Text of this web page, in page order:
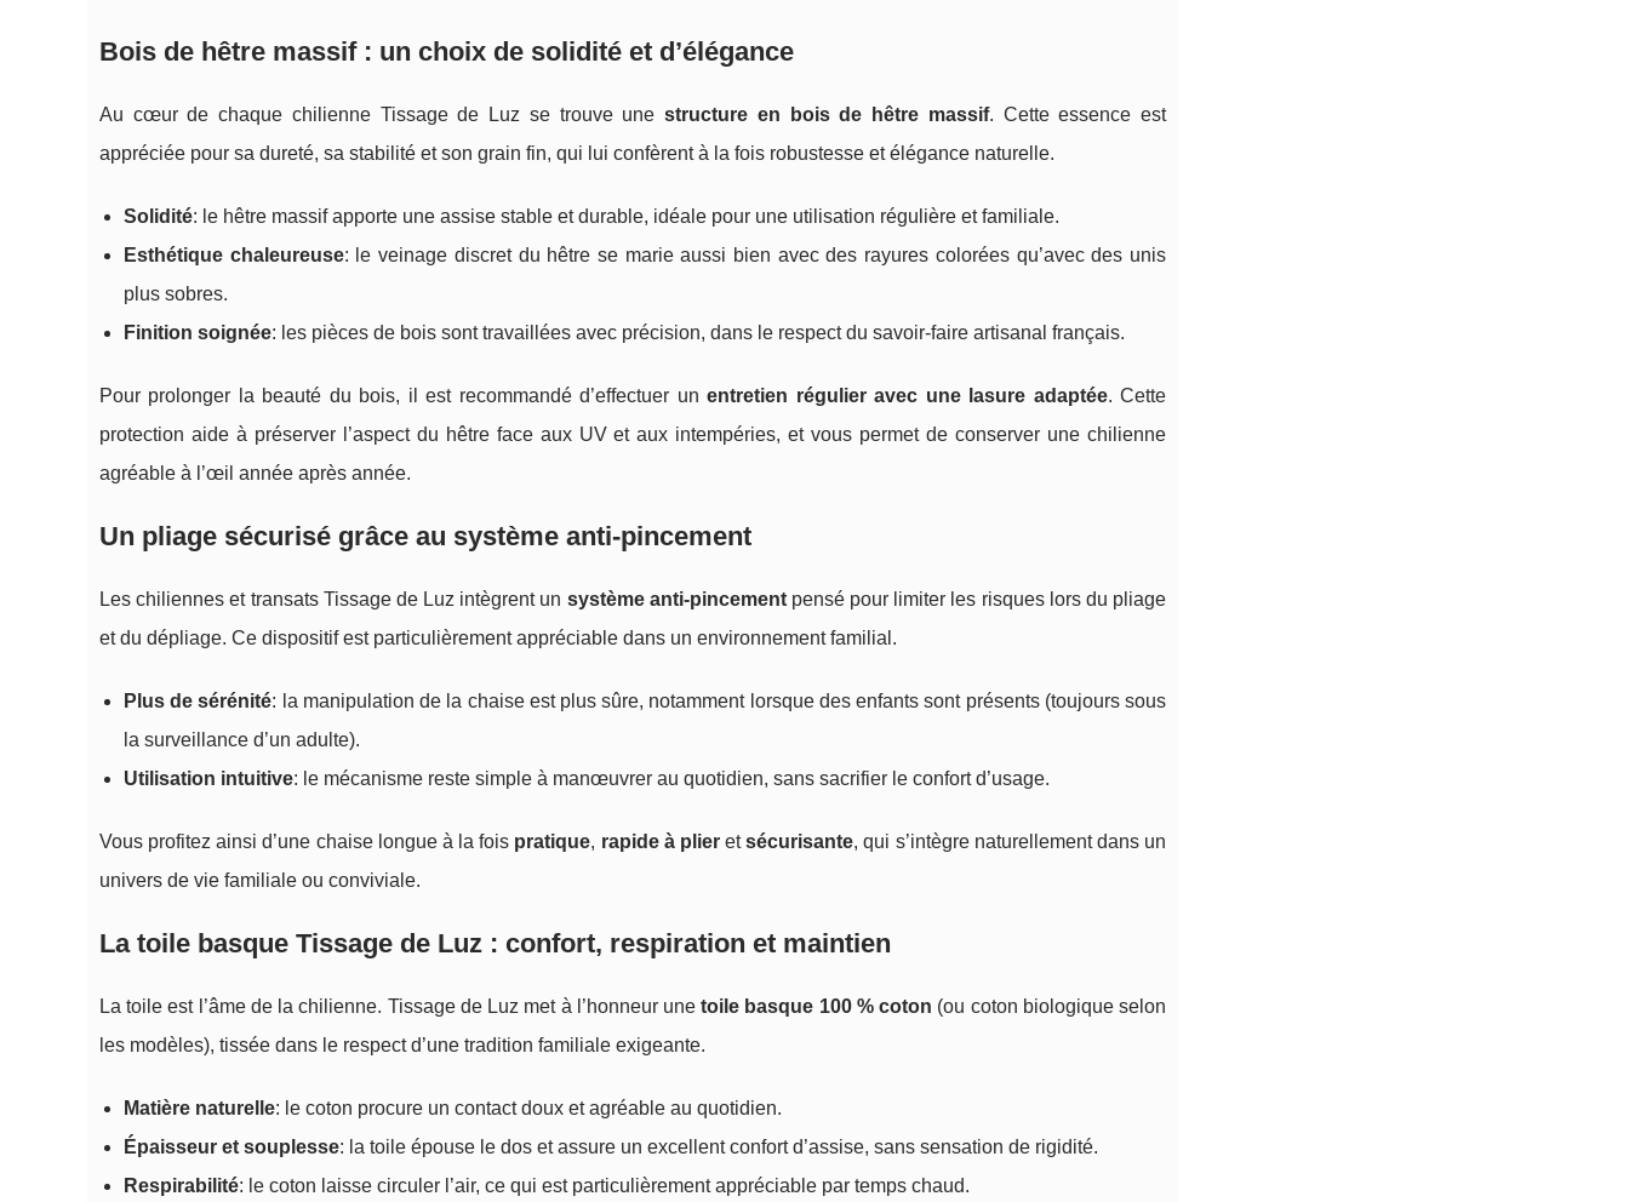
Bois de hêtre massif : un choix de solidité et d’élégance
Au cœur de chaque chilienne Tissage de Luz se trouve unestructure en bois de hêtre massif. Cette essence est
appréciée pour sa dureté, sa stabilité et son grain fin, qui lui confèrent à la fois robustesse et élégance naturelle.
Solidité: le hêtre massif apporte une assise stable et durable, idéale pour une utilisation régulière et familiale.
Esthétique chaleureuse: le veinage discret du hêtre se marie aussi bien avec des rayures colorées qu’avec des unis
plus sobres.
Finition soignée: les pièces de bois sont travaillées avec précision, dans le respect du savoir‑faire artisanal français.
Pour prolonger la beauté du bois, il est recommandé d’effectuer unentretien régulier avec une lasure adaptée. Cette
protection aide à préserver l’aspect du hêtre face aux UV et aux intempéries, et vous permet de conserver une chilienne
agréable à l’œil année après année.
Un pliage sécurisé grâce au système anti‑pincement
Les chiliennes et transats Tissage de Luz intègrent un système anti‑pincementpensé pour limiter les risques lors du pliage
et du dépliage. Ce dispositif est particulièrement appréciable dans un environnement familial.
Plus de sérénité: la manipulation de la chaise est plus sûre, notamment lorsque des enfants sont présents (toujours sous
la surveillance d’un adulte).
Utilisation intuitive: le mécanisme reste simple à manœuvrer au quotidien, sans sacrifier le confort d’usage.
Vous profitez ainsi d’une chaise longue à la fois pratique, rapide à plieretsécurisante, qui s’intègre naturellement dans un
univers de vie familiale ou conviviale.
La toile basque Tissage de Luz : confort, respiration et maintien
La toile est l’âme de la chilienne. Tissage de Luz met à l’honneur unetoile basque 100 % coton (ou coton biologique selon
les modèles), tissée dans le respect d’une tradition familiale exigeante.
Matière naturelle: le coton procure un contact doux et agréable au quotidien.
Épaisseur et souplesse: la toile épouse le dos et assure un excellent confort d’assise, sans sensation de rigidité.
Respirabilité: le coton laisse circuler l’air, ce qui est particulièrement appréciable par temps chaud.